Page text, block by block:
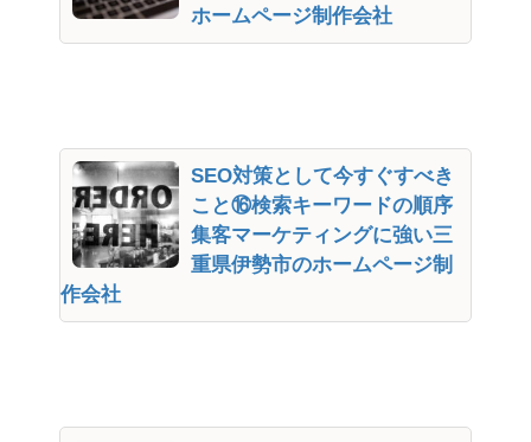
ホームページ制作会社
SEO対策として今すぐすべき
こと⑯検索キーワードの順序
集客マーケティングに強い三
重県伊勢市のホームページ制
作会社